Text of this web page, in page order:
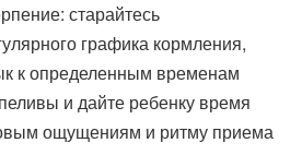
старайтесь
графика кормления,
к определенным временам
и дайте ребенку время
ощущениям и ритму приема